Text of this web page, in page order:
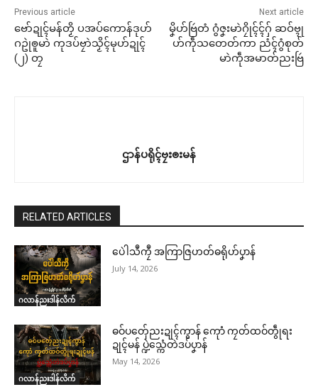
Previous article
ဗော်ဍုၚ်မန်တၟိ ပအပ်ကောန်ဒုဟ်
ဂဥုဲၜူမာဲ ကုဒပ်ဗၠာဲသၟိၚ်မုဟ်ဍုၚ်
(၂) တၠ
Next article
မၞိဟ်ဗြဴတံ ဂွံဇၞးမာဲဂၠိုၚ်ၚ်ဂှ် ဆဝ်ဗ္ၚု
ဟ်ကဵုသတေတ်ကာ ညံၚ်ဂွံစုတ်
မာဲကဵုအမာတ်ညးဗြဴ
ဌာန်ပရိုၚ်ဗၠးၜးမန်
RELATED ARTICLES
ဂလာန်ညးဒါန်လိက်
ပေဲါသဳကၠဳ အကြာဇြဟတ်ဓရိုဟ်ပၞာန်
July 14, 2026
ဂလာန်ညးဒါန်လိက်
ဓဝ်ပတှ်ေညးဍုၚ်ကွာန် ကေုာံ ကၠတ်ထဝ်တွဵုရး
ဍုၚ်မန် ပ္ဍဲသ္ကေံတဲဒပ်ပၞာန်
May 14, 2026